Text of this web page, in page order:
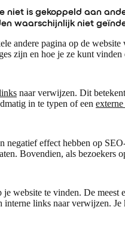
niet is gekoppeld aan
waarschijnlijk niet
andere pagina op de
zijn en hoe je ze kunt
naar verwijzen. Dit
in te typen of een
negatief effect hebben op
Bovendien, als bezoekers
website te vinden. De
interne links naar verwijzen.